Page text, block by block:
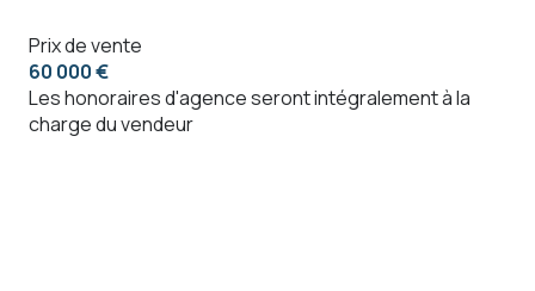
Prix de vente
60 000 €
Les honoraires d'agence seront intégralement à la
charge du vendeur